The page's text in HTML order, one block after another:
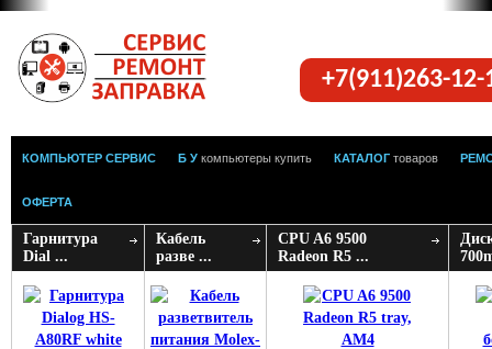
+7(911)263-
КОМПЬЮТЕР СЕРВИС Б У компьютеры купить КАТАЛОГ товаров
ОФЕРТА
Гарнитура
Dial ...
Кабель
разве ...
CPU A6 9500
Radeon R5 ...